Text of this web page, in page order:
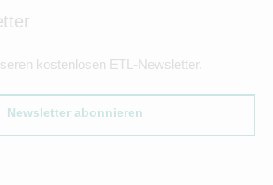
kostenlosen ETL-Newsletter.
Newsletter abonnieren